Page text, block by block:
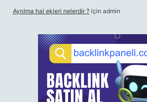
Ayrılma hal ekleri nelerdir ? için admin